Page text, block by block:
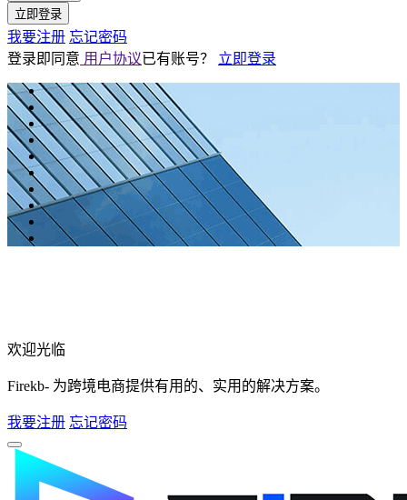
立即登录
我要注册 忘记密码
登录即同意 用户协议已有账号？ 立即登录
欢迎光临
Firekb- 为跨境电商提供有用的、实用的解决方案。
我要注册 忘记密码